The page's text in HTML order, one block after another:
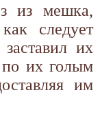
из мешка,
следует
их
их голым
им